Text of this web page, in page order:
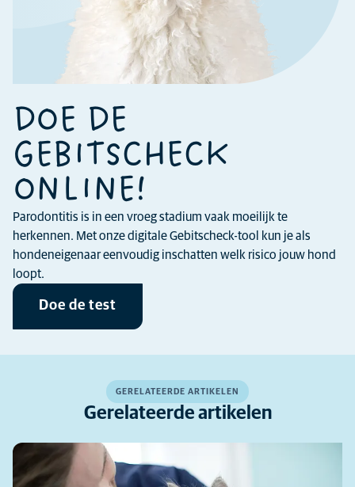
DOE DE
GEBITSCHECK
ONLINE!
Parodontitis is in een vroeg stadium vaak moeilijk te
herkennen. Met onze digitale Gebitscheck-tool kun je als
hondeneigenaar eenvoudig inschatten welk risico jouw hond
loopt.
Doe de test
GERELATEERDE ARTIKELEN
Gerelateerde artikelen